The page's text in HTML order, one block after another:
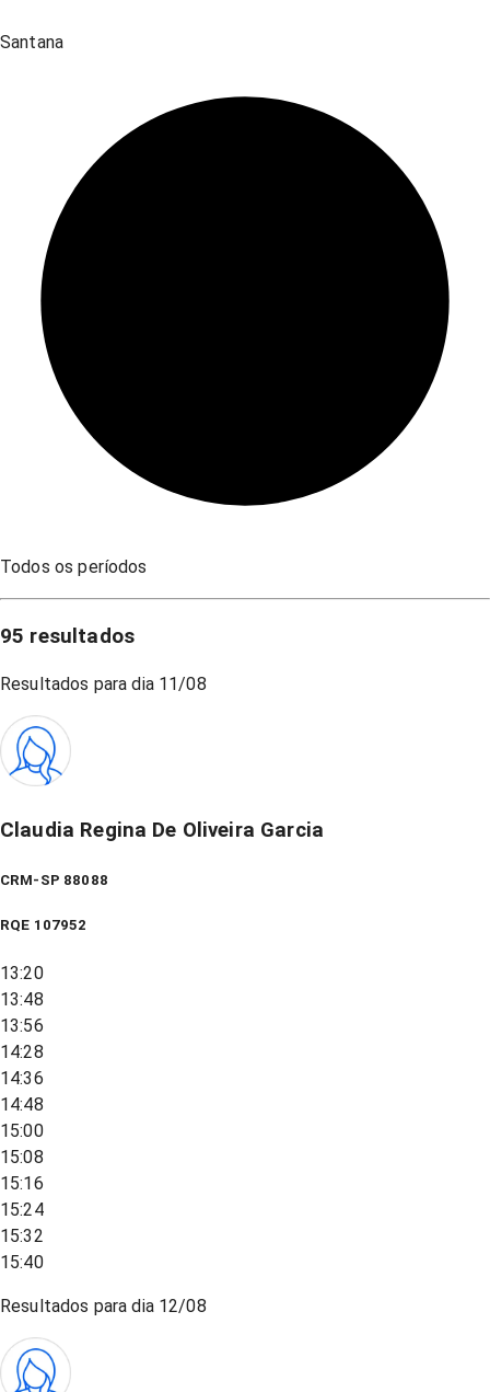
Santana
Todos os períodos
95 resultados
Resultados para dia 11/08
Claudia Regina De Oliveira Garcia
CRM-SP 88088
RQE 107952
13:20
13:48
13:56
14:28
14:36
14:48
15:00
15:08
15:16
15:24
15:32
15:40
Resultados para dia 12/08